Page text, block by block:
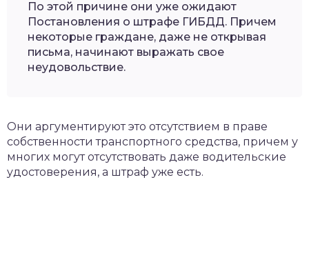
По этой причине они уже ожидают
Постановления о штрафе ГИБДД. Причем
некоторые граждане, даже не открывая
письма, начинают выражать свое
неудовольствие.
Они аргументируют это отсутствием в праве
собственности транспортного средства, причем у
многих могут отсутствовать даже водительские
удостоверения, а штраф уже есть.